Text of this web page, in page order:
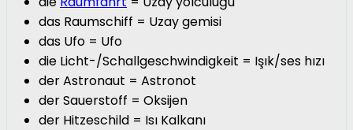
das Raumschiff = Uzay gemisi
das Ufo = Ufo
die Licht-/Schallgeschwindigkeit = Işık/ses hızı
der Astronaut = Astronot
der Sauerstoff = Oksijen
der Hitzeschild = Isı Kalkanı